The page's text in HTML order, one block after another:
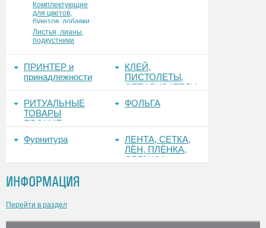
Комплектующие
для цветов,
букетов, добавки
Листья, лианы,
подкустники
ПРИНТЕР и
принадлежности
КЛЕЙ,
ПИСТОЛЕТЫ,
ОТПАРИВАТЕЛИ
РИТУАЛЬНЫЕ
ТОВАРЫ
ПРОЧИЕ
ФОЛЬГА
Фурнитура
ЛЕНТА, СЕТКА,
ЛЁН, ПЛЁНКА,
ОРГАНЗА
ИНФОРМАЦИЯ
Перейти в раздел